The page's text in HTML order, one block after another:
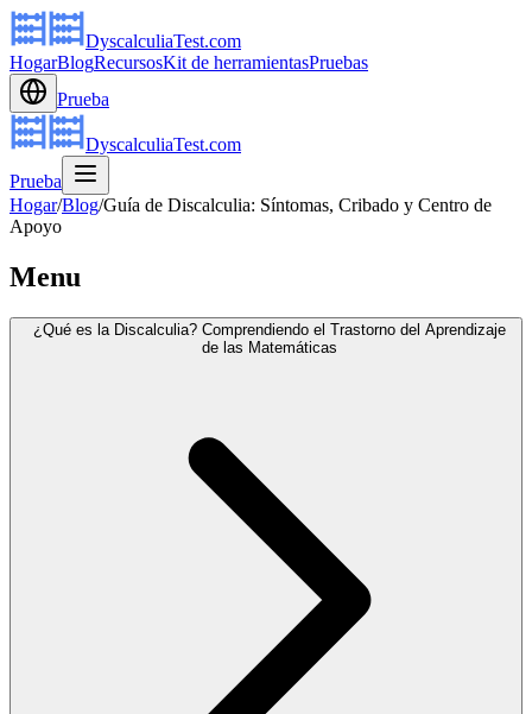
DyscalculiaTest.com
HogarBlogRecursosKit de herramientasPruebas
Prueba
DyscalculiaTest.com
Prueba
Hogar/Blog/Guía de Discalculia: Síntomas, Cribado y Centro de
Apoyo
Menu
¿Qué es la Discalculia? Comprendiendo el Trastorno del Aprendizaje
de las Matemáticas